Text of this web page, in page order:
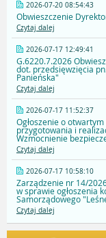
2026-07-20 08:54:43
Obwieszczenie
Czytaj dalej
2026-07-17 12:49:41
G.6220.7.2026
dot. przedsięwzięcia
Panieńska"
Czytaj dalej
2026-07-17 11:52:37
Ogłoszenie o
przygotowania i
Wzmocnienie
Czytaj dalej
2026-07-17 10:58:10
Zarządzenie nr 14/
w sprawie ogłoszenia
Samorządowego
Czytaj dalej